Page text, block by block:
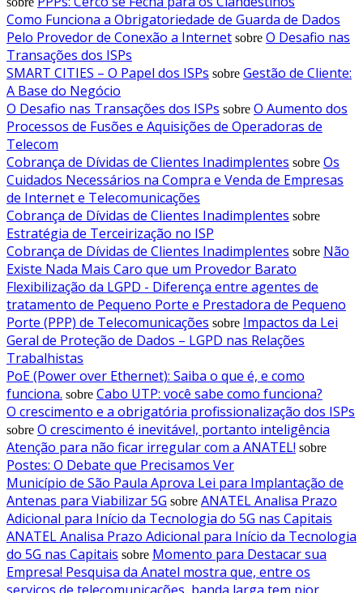
Como Funciona a Obrigatoriedade de Guarda de Dados
Pelo Provedor de Conexão a Internet sobre O Desafio nas
Transações dos ISPs
SMART CITIES – O Papel dos ISPs sobre Gestão de Cliente:
A Base do Negócio
O Desafio nas Transações dos ISPs sobre O Aumento dos
Processos de Fusões e Aquisições de Operadoras de
Telecom
Cobrança de Dívidas de Clientes Inadimplentes sobre Os
Cuidados Necessários na Compra e Venda de Empresas
de Internet e Telecomunicações
Cobrança de Dívidas de Clientes Inadimplentes sobre
Estratégia de Terceirização no ISP
Cobrança de Dívidas de Clientes Inadimplentes sobre Não
Existe Nada Mais Caro que um Provedor Barato
Flexibilização da LGPD - Diferença entre agentes de
tratamento de Pequeno Porte e Prestadora de Pequeno
Porte (PPP) de Telecomunicações sobre Impactos da Lei
Geral de Proteção de Dados – LGPD nas Relações
Trabalhistas
PoE (Power over Ethernet): Saiba o que é, e como
funciona. sobre Cabo UTP: você sabe como funciona?
O crescimento e a obrigatória profissionalização dos ISPs
sobre O crescimento é inevitável, portanto inteligência
Atenção para não ficar irregular com a ANATEL! sobre
Postes: O Debate que Precisamos Ver
Município de São Paula Aprova Lei para Implantação de
Antenas para Viabilizar 5G sobre ANATEL Analisa Prazo
Adicional para Início da Tecnologia do 5G nas Capitais
ANATEL Analisa Prazo Adicional para Início da Tecnologia
do 5G nas Capitais sobre Momento para Destacar sua
Empresa! Pesquisa da Anatel mostra que, entre os
serviços de telecomunicações, banda larga tem pior